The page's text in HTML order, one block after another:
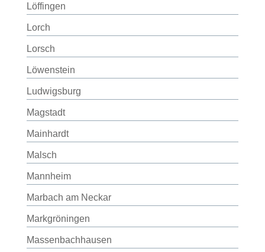
Löffingen
Lorch
Lorsch
Löwenstein
Ludwigsburg
Magstadt
Mainhardt
Malsch
Mannheim
Marbach am Neckar
Markgröningen
Massenbachhausen